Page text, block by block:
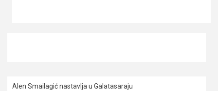
Alen Smailagić nastavlja u Galatasaraju